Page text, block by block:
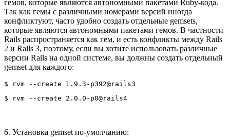
гемов, которые являются автономными пакетами Ruby-кода.
Так как гемы с различными номерами версий иногда
конфликтуют, часто удобно создать отдельные gemsets,
которые являются автономными пакетами гемов. В частности
Rails распространяется как гем, и есть конфликты между Rails
2 и Rails 3, поэтому, если вы хотите использовать различные
версии Rails на одной системе, вы должны создать отдельный
gemset для каждого:
$ rvm --create 1.9.3-p392@rails3
$ rvm --create 2.0.0-p0@rails4
6. Установка gemset по-умолчанию: